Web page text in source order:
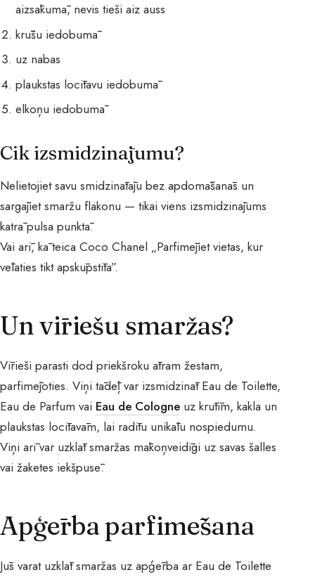
aizsākumā, nevis tieši aiz auss
krūšu iedobumā
uz nabas
plaukstas locītavu iedobumā
elkoņu iedobumā
Cik izsmidzinājumu?
Nelietojiet savu smidzinātāju bez apdomāšanās un
sargājiet smaržu flakonu — tikai viens izsmidzinājums
katrā pulsa punktā.
Vai arī, kā teica Coco Chanel „Parfimējiet vietas, kur
vēlaties tikt apskūpstīta”.
Un vīriešu smaržas?
Vīrieši parasti dod priekšroku ātram žestam,
parfimējoties. Viņi tādēļ var izsmidzināt Eau de Toilette,
Eau de Parfum vai Eau de Cologne uz krūtīm, kakla un
plaukstas locītavām, lai radītu unikālu nospiedumu.
Viņi arī var uzklāt smaržas mākoņveidīgi uz savas šalles
vai žaketes iekšpusē.
Apģērba parfimēšana
Jūs varat uzklāt smaržas uz apģērba ar Eau de Toilette